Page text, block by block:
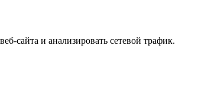
сайта и анализировать сетевой трафик.